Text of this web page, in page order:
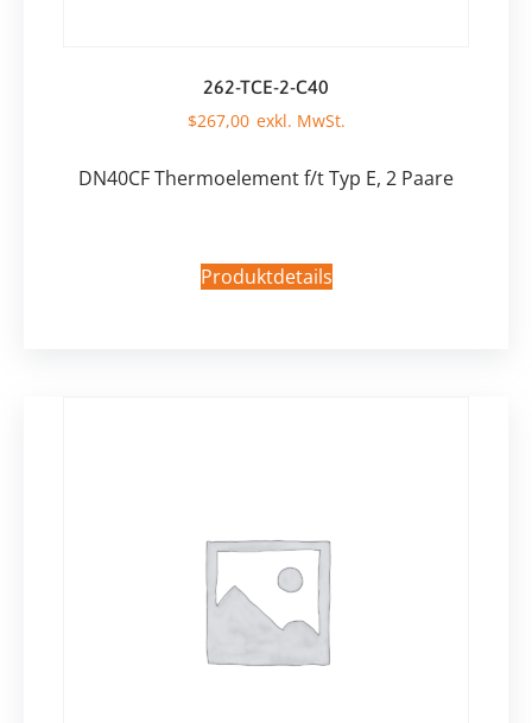
262-TCE-2-C40
$267,00
DN40CF Thermoelement f/t Typ E, 2 Paare
Produktdetails